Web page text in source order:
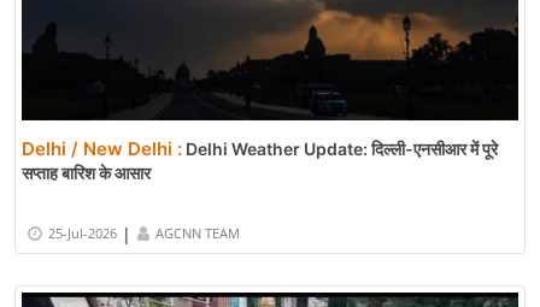
Delhi / New Delhi : Delhi Weather Update: दिल्ली-एनसीआर में पूरे
सप्ताह बारिश के आसार
25-Jul-2026 | AGCNN TEAM